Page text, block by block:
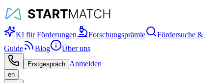
KI für Förderungen Forschungsprämie
Fördersuche &
Guide
Blog Über uns
Erstgespräch Anmelden
en